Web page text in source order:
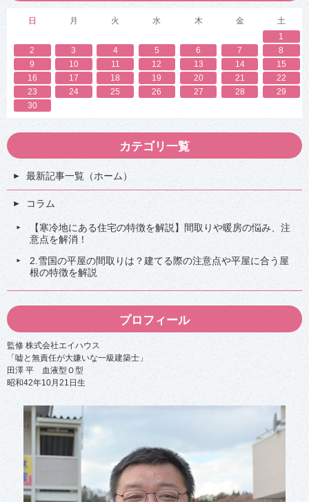
日 月 火 水 木 金
土
1
2
3 4 5 6 7
8
9
10 11 12 13 14
15
16
17 18 19 20 21
22
23
24 25 26 27 28
29
30
カテゴリ一覧
最新記事一覧（ホーム）
コラム
【寒冷地にある住宅の特徴を解説】間取りや暖房の悩み、注
意点を解消！
2.雪国の平屋の間取りは？建てる際の注意点や平屋に合う屋
根の特徴を解説
プロフィール
監修 株式会社エイハウス
「嘘と無責任が大嫌いな一級建築士」
田澤 平 血液型Ｏ型
昭和42年10月21日生